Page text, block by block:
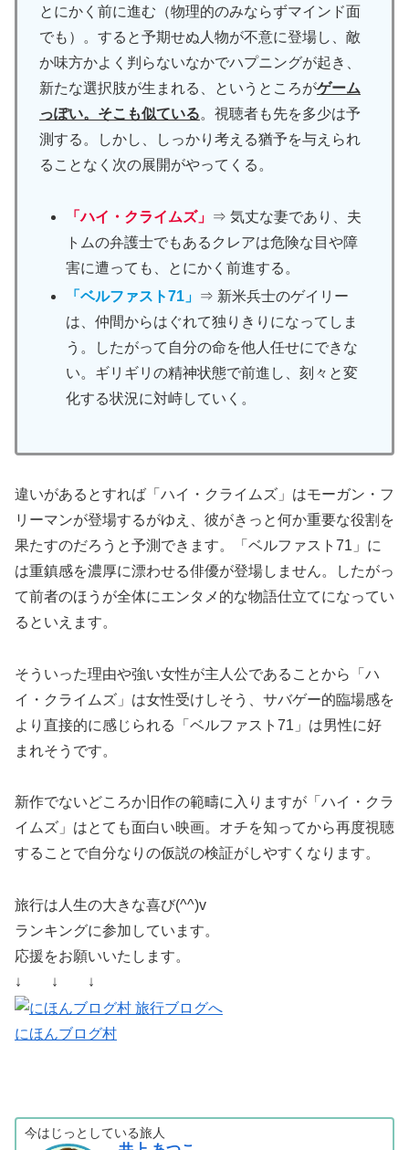
とにかく前に進む（物理的のみならずマインド面
でも）。すると予期せぬ人物が不意に登場し、敵
か味方かよく判らないなかでハプニングが起き、
新たな選択肢が生まれる、というところがゲーム
っぽい。そこも似ている。視聴者も先を多少は予
測する。しかし、しっかり考える猶予を与えられ
ることなく次の展開がやってくる。
「ハイ・クライムズ」 ⇒ 気丈な妻であり、夫
トムの弁護士でもあるクレアは危険な目や障
害に遭っても、とにかく前進する。
「ベルファスト71」 ⇒ 新米兵士のゲイリー
は、仲間からはぐれて独りきりになってしま
う。したがって自分の命を他人任せにできな
い。ギリギリの精神状態で前進し、刻々と変
化する状況に対峙していく。
違いがあるとすれば「ハイ・クライムズ」はモーガン・フ
リーマンが登場するがゆえ、彼がきっと何か重要な役割を
果たすのだろうと予測できます。「ベルファスト71」に
は重鎮感を濃厚に漂わせる俳優が登場しません。したがっ
て前者のほうが全体にエンタメ的な物語仕立てになってい
るといえます。
そういった理由や強い女性が主人公であることから「ハ
イ・クライムズ」は女性受けしそう、サバゲー的臨場感を
より直接的に感じられる「ベルファスト71」は男性に好
まれそうです。
新作でないどころか旧作の範疇に入りますが「ハイ・クラ
イムズ」はとても面白い映画。オチを知ってから再度視聴
することで自分なりの仮説の検証がしやすくなります。
旅行は人生の大きな喜び(^^)v
ランキングに参加しています。
応援をお願いいたします。
↓ ↓ ↓
にほんブログ村
今はじっとしている旅人